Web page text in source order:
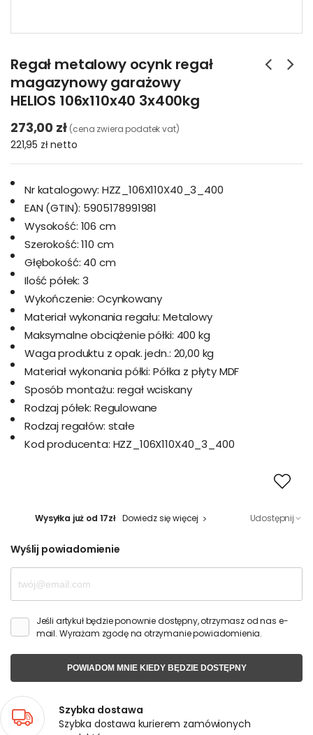
Regał metalowy ocynk regał
magazynowy garażowy
HELIOS 106x110x40 3x400kg
273,00 zł (cena zwiera podatek vat)
221,95 złnetto
Nr katalogowy: HZZ_106X110X40_3_400
EAN (GTIN): 5905178991981
Wysokość: 106 cm
Szerokość: 110 cm
Głębokość: 40 cm
Ilość półek: 3
Wykończenie: Ocynkowany
Materiał wykonania regału: Metalowy
Maksymalne obciążenie półki: 400 kg
Waga produktu z opak. jedn.: 20,00 kg
Materiał wykonania półki: Półka z płyty MDF
Sposób montażu: regał wciskany
Rodzaj półek: Regulowane
Rodzaj regałów: stałe
Kod producenta: HZZ_106X110X40_3_400
Wysyłka już od 17zł Dowiedz się więcej Udostępnij
Wyślij powiadomienie
Jeśli artykuł będzie ponownie dostępny, otrzymasz od nas e-
mail. Wyrażam zgodę na otrzymanie powiadomienia.
POWIADOM MNIE KIEDY BĘDZIE DOSTĘPNY
Szybka dostawa
Szybka dostawa kurierem zamówionych